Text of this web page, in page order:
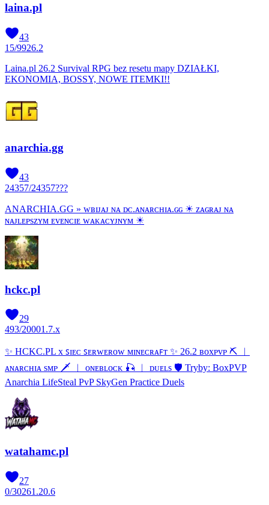
laina.pl
43
15/9926.2
Laina.pl 26.2 Survival RPG bez resetu mapy DZIAŁKI,
EKONOMIA, BOSSY, NOWE ITEMKI!!
anarchia.gg
43
24357/24357???
ANARCHIA.GG » ᴡʙɪᴊᴀᴊ ɴᴀ ᴅᴄ.ᴀɴᴀʀᴄʜɪᴀ.ɢɢ ☀ ᴢᴀɢʀᴀᴊ ɴᴀ
ɴᴀᴊʟᴇᴘѕᴢʏᴍ ᴇᴠᴇɴᴄɪᴇ ᴡᴀᴋᴀᴄʏᴊɴʏᴍ ☀
hckc.pl
29
493/20001.7.x
✨ HCKC.PL x ꜱɪᴇᴄ ꜱᴇʀᴡᴇʀᴏᴡ ᴍɪɴᴇᴄʀᴀꜰᴛ ✨ 26.2 ʙᴏхᴘᴠᴘ ⛏ ︱
ᴀɴᴀʀᴄʜɪᴀ ѕᴍᴘ 🗡 ︱ ᴏɴᴇʙʟᴏᴄᴋ 🎣 ︱ ᴅᴜᴇʟѕ 🛡 Tryby: BoxPVP
Anarchia LifeSteal PvP SkyGen Practice Duels
watahamc.pl
27
0/30261.20.6